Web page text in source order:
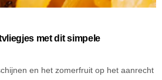
met dit simpele
en het zomerfruit op het aanrecht